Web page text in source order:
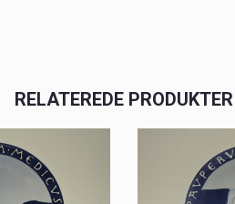
RELATEREDE PRODUKTER